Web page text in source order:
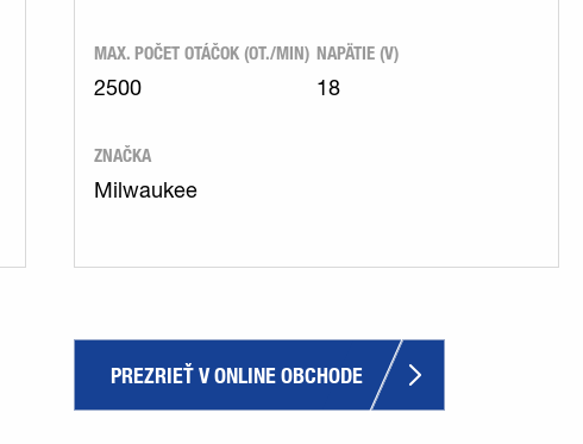
MAX. POČET OTÁČOK (OT./MIN)
2500
NAPÄTIE (V)
18
ZNAČKA
Milwaukee
PREZRIEŤ V ONLINE OBCHODE